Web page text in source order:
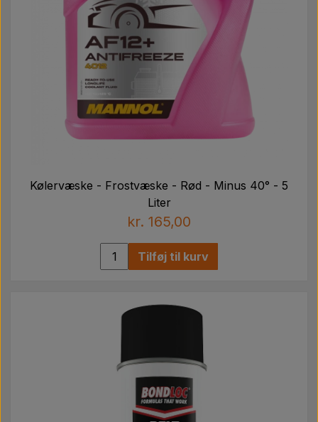
Kølervæske - Frostvæske - Rød - Minus 40° - 5
Liter
kr. 165,00
Tilføj til kurv